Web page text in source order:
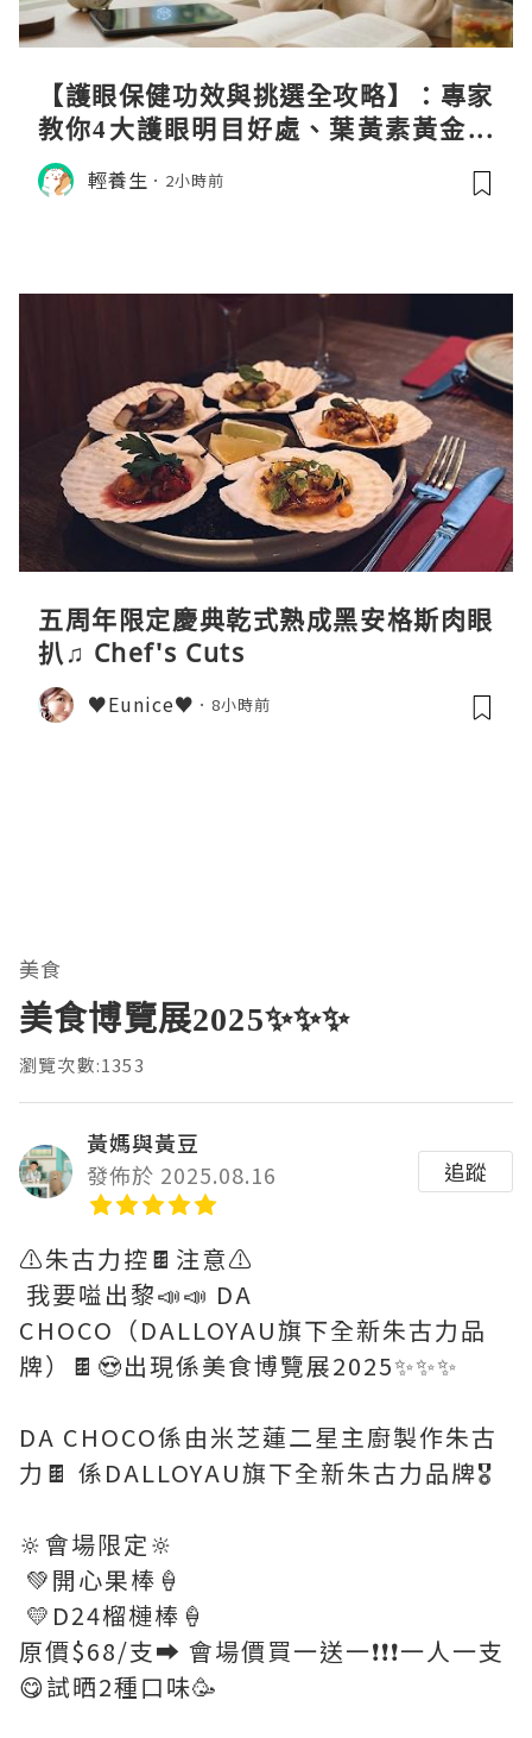
【護眼保健功效與挑選全攻略】：專家
教你4大護眼明目好處、葉黃素黃金比
例與挑選秘訣
輕養生 2小時前
五周年限定慶典乾式熟成黑安格斯肉眼
扒♫ Chef's Cuts
♥Eunice♥ 8小時前
美食
美食博覽展2025✨✨✨
瀏覽次數:1353
黃媽與黃豆
發佈於 2025.08.16
追蹤
⚠️朱古力控🍫注意⚠️
我要嗌出黎📣📣 DA
CHOCO（DALLOYAU旗下全新朱古力品
牌）🍫😍出現係美食博覽展2025✨✨✨
DA CHOCO係由米芝蓮二星主廚製作朱古
力🍫 係DALLOYAU旗下全新朱古力品牌🎖️
🔆會場限定🔆
💚開心果棒🍦
💛D24榴槤棒🍦
原價$68/支➡️ 會場價買一送一❗️❗️❗️一人一支
😋試晒2種口味🥳